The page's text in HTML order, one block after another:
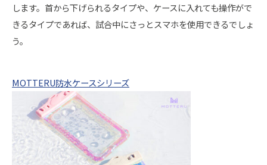
します。首から下げられるタイプや、ケースに入れても操作がで
きるタイプであれば、試合中にさっとスマホを使用できるでしょ
う。
MOTTERU防水ケースシリーズ